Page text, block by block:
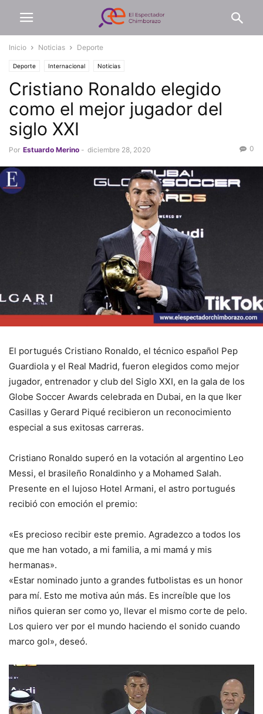
Inicio Noticias Deporte
Deporte Internacional Noticias
Cristiano Ronaldo elegido
como el mejor jugador del
siglo XXI
Por Estuardo Merino - diciembre 28, 2020 0
El portugués Cristiano Ronaldo, el técnico español Pep
Guardiola y el Real Madrid, fueron elegidos como mejor
jugador, entrenador y club del Siglo XXI, en la gala de los
Globe Soccer Awards celebrada en Dubai, en la que Iker
Casillas y Gerard Piqué recibieron un reconocimiento
especial a sus exitosas carreras.
Cristiano Ronaldo superó en la votación al argentino Leo
Messi, el brasileño Ronaldinho y a Mohamed Salah.
Presente en el lujoso Hotel Armani, el astro portugués
recibió con emoción el premio:
«Es precioso recibir este premio. Agradezco a todos los
que me han votado, a mi familia, a mi mamá y mis
hermanas».
«Estar nominado junto a grandes futbolistas es un honor
para mí. Esto me motiva aún más. Es increíble que los
niños quieran ser como yo, llevar el mismo corte de pelo.
Los quiero ver por el mundo haciendo el sonido cuando
marco gol», deseó.